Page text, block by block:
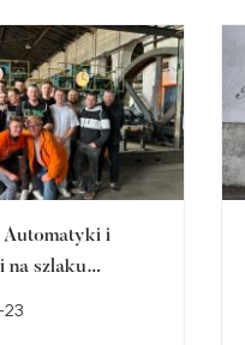
Automatyki i
na szlaku